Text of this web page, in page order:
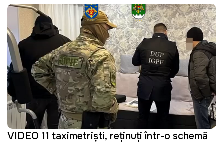
VIDEO 11 taximetriști, reținuți într-o schemă